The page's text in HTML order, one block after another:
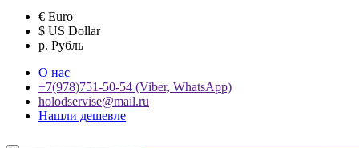
€ Euro
$ US Dollar
р. Рубль
О нас
+7(978)751-50-54 (Viber, WhatsApp)
holodservise@mail.ru
Нашли дешевле